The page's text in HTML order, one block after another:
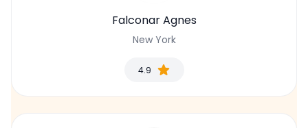
Falconar Agnes
New York
4.9